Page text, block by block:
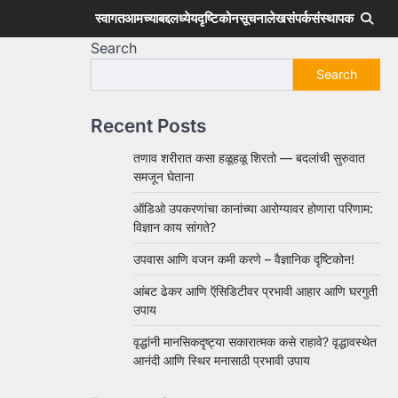
स्वागतआमच्याबद्दलध्येयदृष्टिकोनसूचनालेखसंपर्कसंस्थापक
Search
Search
Recent Posts
तणाव शरीरात कसा हळूहळू शिरतो — बदलांची सुरुवात
समजून घेताना
ऑडिओ उपकरणांचा कानांच्या आरोग्यावर होणारा परिणाम:
विज्ञान काय सांगते?
उपवास आणि वजन कमी करणे – वैज्ञानिक दृष्टिकोन!
आंबट ढेकर आणि ऍसिडिटीवर प्रभावी आहार आणि घरगुती
उपाय
वृद्धांनी मानसिकदृष्ट्या सकारात्मक कसे राहावे? वृद्धावस्थेत
आनंदी आणि स्थिर मनासाठी प्रभावी उपाय